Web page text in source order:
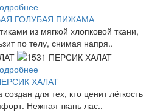
ГОЛУБАЯ ПИЖАМА
из мягкой хлопковой ткани,
по телу, снимая напря..
ХАЛАТ
для тех, кто ценит лёгкость
Нежная ткань лас..